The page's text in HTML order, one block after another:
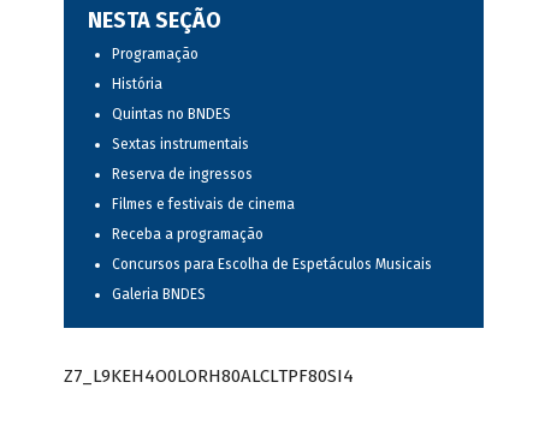
NESTA SEÇÃO
Programação
História
Quintas no BNDES
Sextas instrumentais
Reserva de ingressos
Filmes e festivais de cinema
Receba a programação
Concursos para Escolha de Espetáculos Musicais
Galeria BNDES
Z7_L9KEH4O0LORH80ALCLTPF80SI4